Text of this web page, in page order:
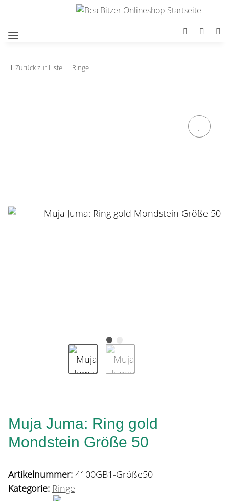
Zurück zur Liste Ringe
Muja Juma: Ring gold
Mondstein Größe 50
Artikelnummer: 4100GB1-Größe50
Kategorie: Ringe